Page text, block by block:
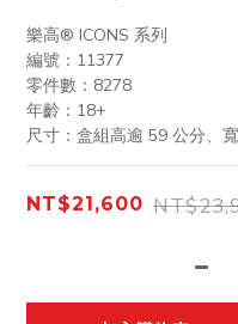
樂高® ICONS 系列
編號：11377
零件數：8278
年齡：18+
尺寸：盒組高逾 59 公分、
NT$21,600